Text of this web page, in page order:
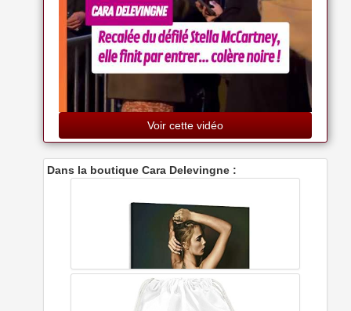
Voir cette vidéo
Dans la boutique Cara Delevingne :